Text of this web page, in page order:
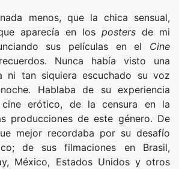
menos, que la chica sensual,
aparecía en los posters de mi
sus películas en el Cine
Nunca había visto una
ni tan siquiera escuchado su voz
Hablaba de su experiencia
erótico, de la censura en la
producciones de este género. De
mejor recordaba por su desafío
de sus filmaciones en Brasil,
México, Estados Unidos y otros